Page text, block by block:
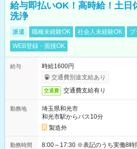
給与即払いOK！高時給！土日
洗浄
派遣 職種未経験OK 社会人未経験OK
ブ
WEB登録・面接OK
給与
時給1600円
交通費別途支給あり
交通費 交通費支給有り
勤務地
埼玉県和光市
和光市駅からバス10分
製造外
勤務時間 8:00～17:30 ※表記のうち実働8